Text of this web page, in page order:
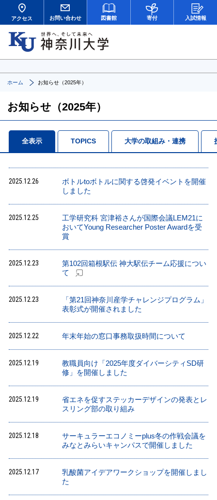
アクセス お問い合わせ 図書館 寄付 入試情報
ホーム お知らせ（2025年）
お知らせ（2025年）
全表示 TOPICS 大学の取組み・連携
2025.12.26
ボトルtoボトルに関する啓発イベントを開催
しました
2025.12.25
工学研究科 宮津裕さんが国際会議LEM21に
おいてYoung Researcher Poster Awardを受
賞
2025.12.23
第102回箱根駅伝 神大駅伝チーム応援につい
て
2025.12.23
「第21回神奈川産学チャレンジプログラム」
表彰式が開催されました
2025.12.22 年末年始の窓口事務取扱時間について
2025.12.19
教職員向け「2025年度ダイバーシティSD研
修」を開催しました
2025.12.19
省エネを促すステッカーデザインの発表とレ
スリング部の取り組み
2025.12.18
サーキュラーエコノミーplus冬の作戦会議を
みなとみらいキャンパスで開催しました
2025.12.17
乳酸菌アイデアワークショップを開催しまし
た